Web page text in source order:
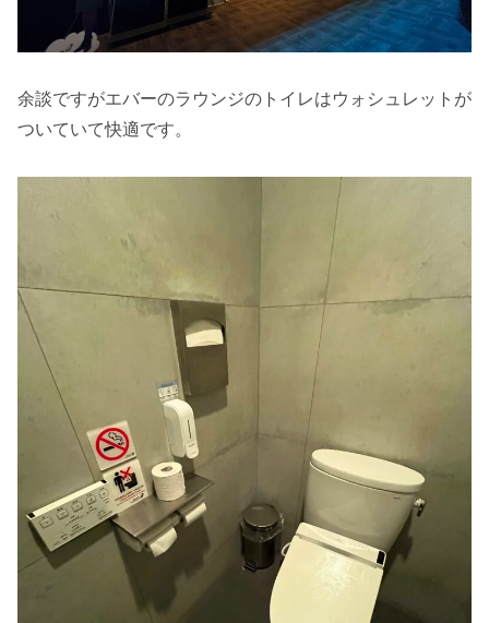
余談ですがエバーのラウンジのトイレはウォシュレットが
ついていて快適です。